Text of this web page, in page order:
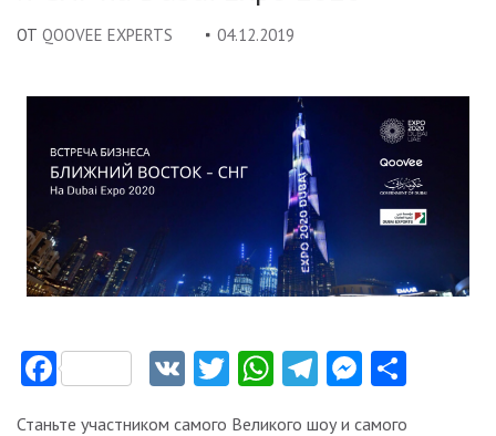
ОТ QOOVEE EXPERTS 04.12.2019
FacebookVK Twitter
WhatsApp
Telegram
Станьте участником самого Великого шоу и самого